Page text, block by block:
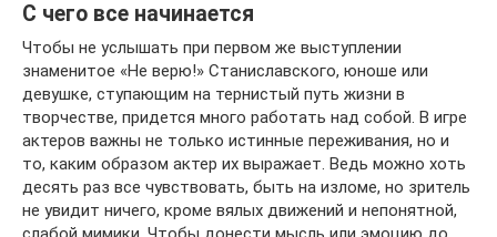
С чего все начинается
Чтобы не услышать при первом же выступлении
знаменитое «Не верю!» Станиславского, юноше или
девушке, ступающим на тернистый путь жизни в
творчестве, придется много работать над собой. В игре
актеров важны не только истинные переживания, но и
то, каким образом актер их выражает. Ведь можно хоть
десять раз все чувствовать, быть на изломе, но зритель
не увидит ничего, кроме вялых движений и непонятной,